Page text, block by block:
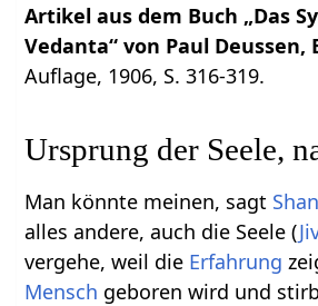
Artikel aus dem Buch „Das
Vedanta“ von Paul Deussen,
Auflage, 1906, S. 316-319.
Ursprung der Seele,
Man könnte meinen, sagt
alles andere, auch die Seele (
vergehe, weil die Erfahrung
Mensch geboren wird und